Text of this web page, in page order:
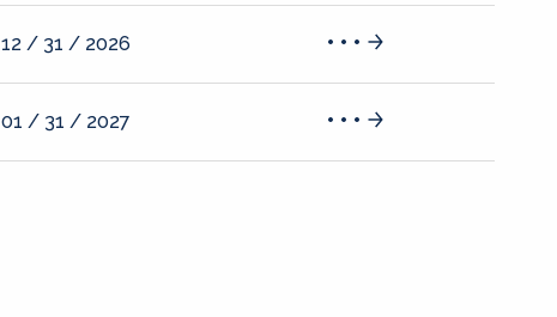
12 / 31 / 2026
01 / 31 / 2027